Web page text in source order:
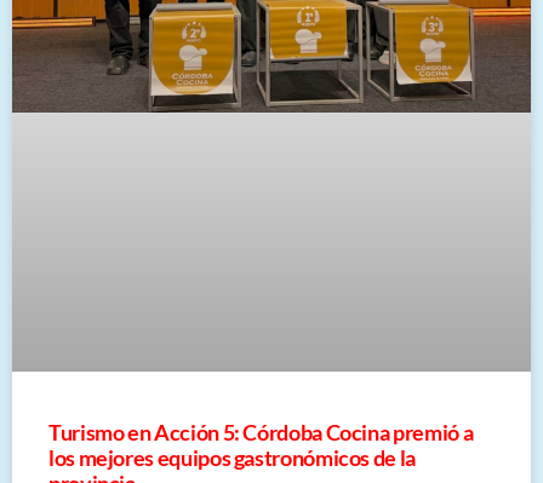
Turismo en Acción 5: Córdoba Cocina premió a
los mejores equipos gastronómicos de la